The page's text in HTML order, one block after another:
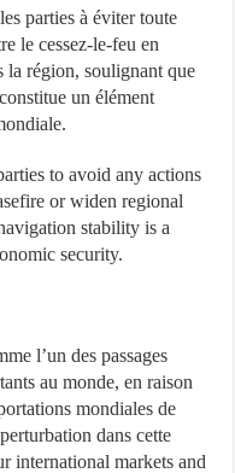
parties à éviter toute
le cessez-le-feu en
la région, soulignant que
un élément
to avoid any actions
or widen regional
stability is a
security.
l’un des passages
au monde, en raison
mondiales de
dans cette
international markets and